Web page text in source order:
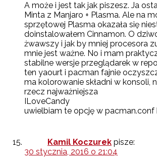
A może i jest tak jak piszesz. Ja
Minta z Manjaro + Plasma. Ale na
sprzętowej Plasma okazała się
doinstalowałem Cinnamon. O
żwawszy i jak by mniej procesora
mnie jest ważne. No i mam
stabilne wersje przeglądarek w
ten yaourt i pacman fajnie
ma kolorowanie składni w konsoli,
rzecz najważniejsza
ILoveCandy
uwielbiam te opcję w pacman.conf
Kamil Koczurek pisze:
30 stycznia, 2016 o 21:04